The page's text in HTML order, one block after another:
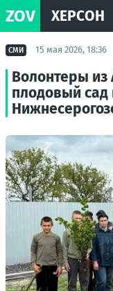
ZOV ХЕРСОН
СМИ 15 мая 2026, 18:36
Волонтеры
плодовый сад